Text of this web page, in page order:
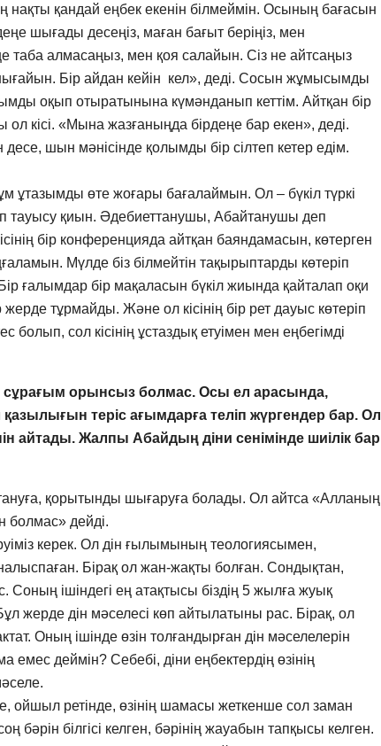
қандай еңбек екенін білмеймін. Осының бағасын
шығады десеңіз, маған бағыт беріңіз, мен
алмасаңыз, мен қоя салайын. Сіз не айтсаңыз
Бір айдан кейін кел», деді. Сосын жұмысымды
оқып отыратынына күмәнданып кеттім. Айтқан бір
кісі. «Мына жазғаныңда бірдеңе бар екен», деді.
шын мәнісінде қолымды бір сілтеп кетер едім.
өте жоғары бағалаймын. Ол – бүкіл түркі
тауысу қиын. Әдебиеттанушы, Абайтанушы деп
бір конференцияда айтқан баяндамасын, көтерген
Мүлде біз білмейтін тақырыптарды көтеріп
ғалымдар бір мақаласын бүкіл жиында қайталап оқи
тұрмайды. Және ол кісінің бір рет дауыс көтеріп
болып, сол кісінің ұстаздық етуімен мен еңбегімді
сұрағым орынсыз болмас. Осы ел арасында,
теріс ағымдарға теліп жүргендер бар. Ол
айтады. Жалпы Абайдың діни сенімінде шиілік бар
қорытынды шығаруға болады. Ол айтса «Алланың
болмас» дейді.
керек. Ол дін ғылымының теологиясымен,
Бірақ ол жан-жақты болған. Сондықтан,
ішіндегі ең атақтысы біздің 5 жылға жуық
жерде дін мәселесі көп айтылатыны рас. Бірақ, ол
Оның ішінде өзін толғандырған дін мәселелерін
деймін? Себебі, діни еңбектердің өзінің
ойшыл ретінде, өзінің шамасы жеткенше сол заман
білгісі келген, бәрінің жауабын тапқысы келген.